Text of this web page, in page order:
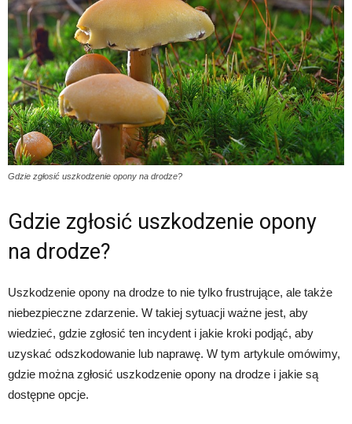
Gdzie zgłosić uszkodzenie opony na drodze?
Gdzie zgłosić uszkodzenie opony
na drodze?
Uszkodzenie opony na drodze to nie tylko frustrujące, ale także
niebezpieczne zdarzenie. W takiej sytuacji ważne jest, aby
wiedzieć, gdzie zgłosić ten incydent i jakie kroki podjąć, aby
uzyskać odszkodowanie lub naprawę. W tym artykule omówimy,
gdzie można zgłosić uszkodzenie opony na drodze i jakie są
dostępne opcje.